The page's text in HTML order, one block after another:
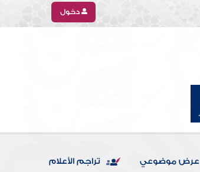
دخول
عرض موضوعي تراجم الأعلام